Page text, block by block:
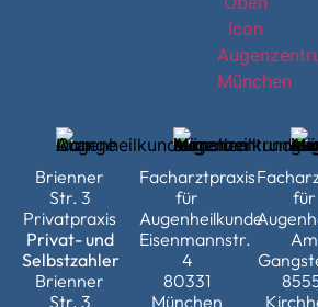
Brienner
Str. 3
Privatpraxis
Privat- und
Selbstzahler
Brienner
Str. 3
Facharztpraxis
für
Augenheilkunde
Eisenmannstr.
4
80331
München
für
Am